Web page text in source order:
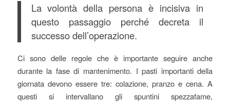
La volontà della persona è incisiva in
questo passaggio perché decreta il
successo dell’operazione.
Ci sono delle regole che è importante seguire anche
durante la fase di mantenimento. I pasti importanti della
giornata devono essere tre: colazione, pranzo e cena. A
questi si intervallano gli spuntini spezzafame,